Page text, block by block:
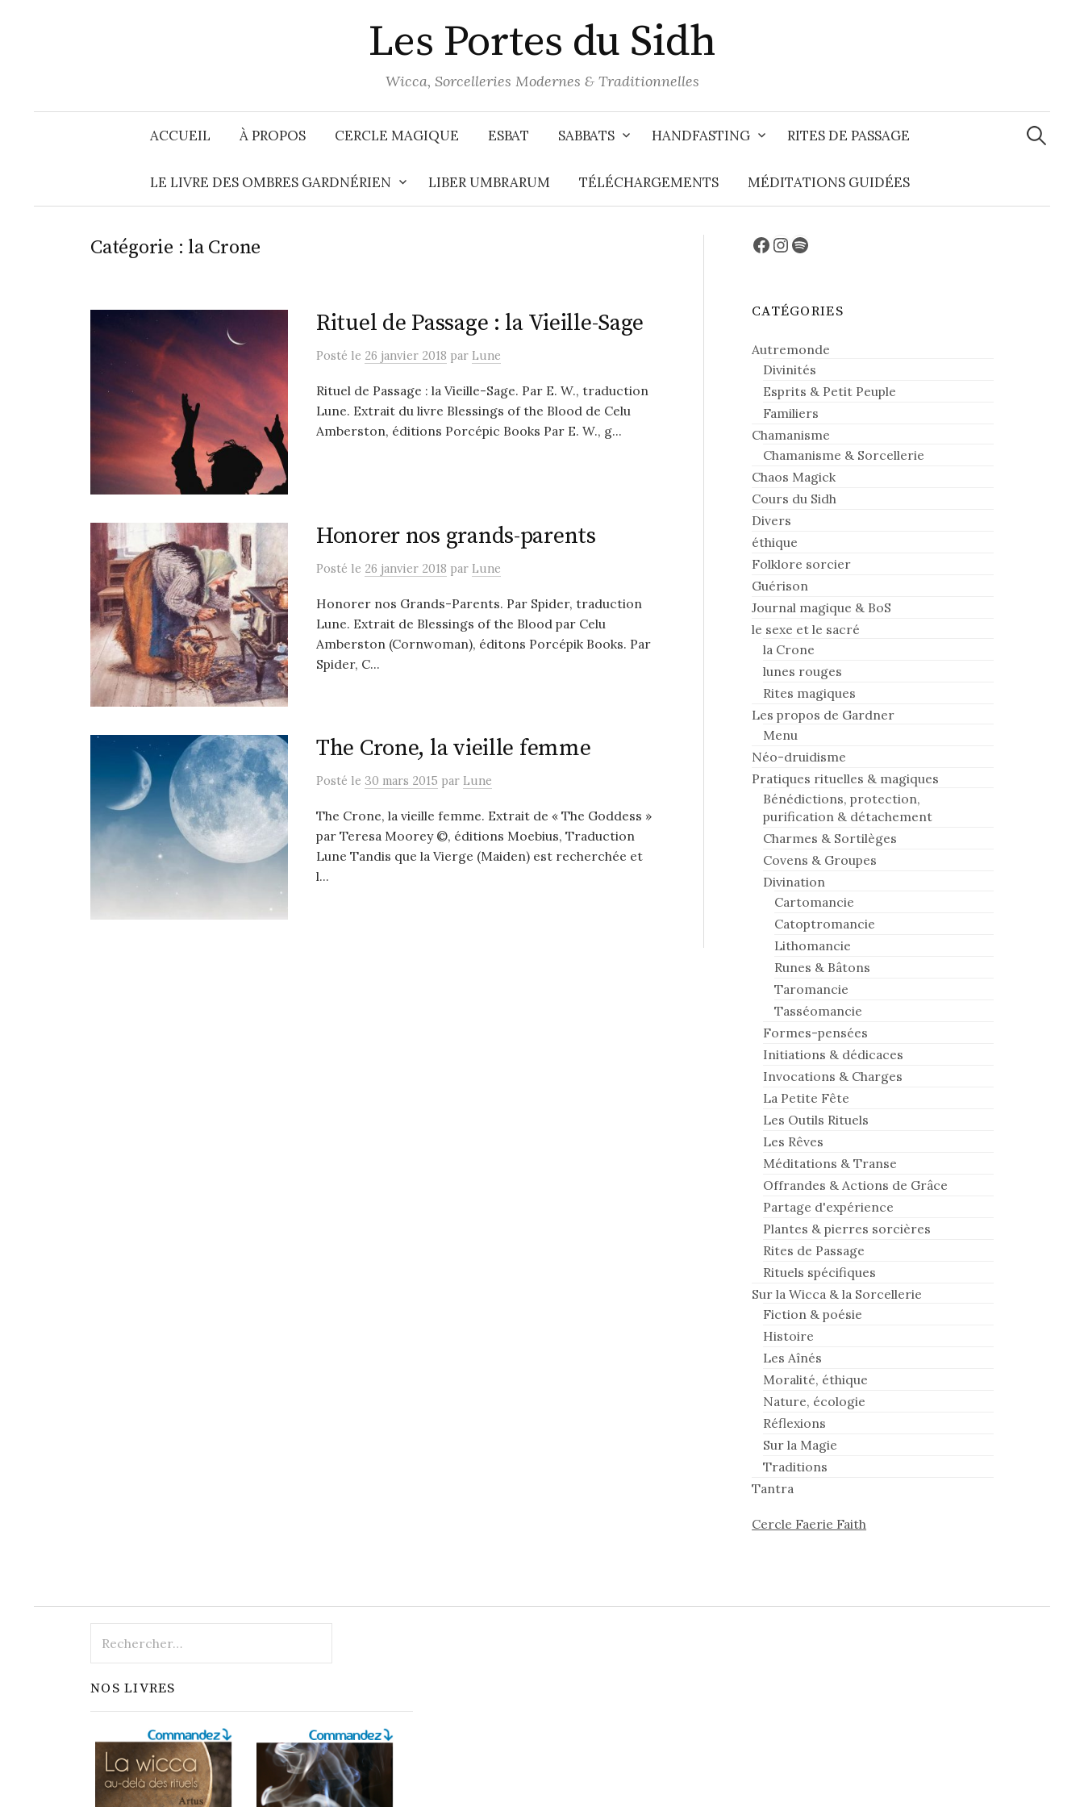
Les Portes du Sidh
Wicca, Sorcelleries Modernes & Traditionnelles
ACCUEIL À PROPOS CERCLE MAGIQUE ESBAT SABBATS HANDFASTING RITES DE PASSAGE
LE LIVRE DES OMBRES GARDNÉRIEN LIBER UMBRARUM TÉLÉCHARGEMENTS MÉDITATIONS GUIDÉES
Catégorie : la Crone
Rituel de Passage : la Vieille-Sage
Posté le 26 janvier 2018 par Lune
Rituel de Passage : la Vieille-Sage. Par E. W., traduction
Lune. Extrait du livre Blessings of the Blood de Celu
Amberston, éditions Porcépic Books Par E. W., g...
Honorer nos grands-parents
Posté le 26 janvier 2018 par Lune
Honorer nos Grands-Parents. Par Spider, traduction
Lune. Extrait de Blessings of the Blood par Celu
Amberston (Cornwoman), éditons Porcépik Books. Par
Spider, C...
The Crone, la vieille femme
Posté le 30 mars 2015 par Lune
The Crone, la vieille femme. Extrait de « The Goddess »
par Teresa Moorey ©, éditions Moebius, Traduction
Lune Tandis que la Vierge (Maiden) est recherchée et
l...
Facebook
Instagram
Spotify
CATÉGORIES
Autremonde
Divinités
Esprits & Petit Peuple
Familiers
Chamanisme
Chamanisme & Sorcellerie
Chaos Magick
Cours du Sidh
Divers
éthique
Folklore sorcier
Guérison
Journal magique & BoS
le sexe et le sacré
la Crone
lunes rouges
Rites magiques
Les propos de Gardner
Menu
Néo-druidisme
Pratiques rituelles & magiques
Bénédictions, protection,
purification & détachement
Charmes & Sortilèges
Covens & Groupes
Divination
Cartomancie
Catoptromancie
Lithomancie
Runes & Bâtons
Taromancie
Tasséomancie
Formes-pensées
Initiations & dédicaces
Invocations & Charges
La Petite Fête
Les Outils Rituels
Les Rêves
Méditations & Transe
Offrandes & Actions de Grâce
Partage d'expérience
Plantes & pierres sorcières
Rites de Passage
Rituels spécifiques
Sur la Wicca & la Sorcellerie
Fiction & poésie
Histoire
Les Aînés
Moralité, éthique
Nature, écologie
Réflexions
Sur la Magie
Traditions
Tantra
Cercle Faerie Faith
NOS LIVRES